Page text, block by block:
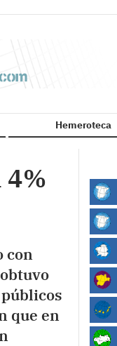
Hemeroteca
con
que en